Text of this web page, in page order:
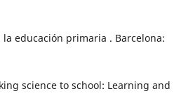
educación primaria . Barcelona:
science to school: Learning and